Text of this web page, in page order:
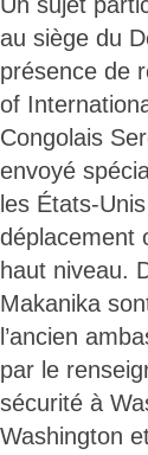
au siège du
présence de
of
Congolais
envoyé
les États-
déplacement
haut niveau.
Makanika
l’ancien
par le
sécurité à
Washington